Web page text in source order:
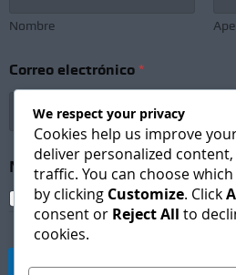
Nombre
l
e
ó
n
i
c
N
Correo electrónico *
Newsletter Subscription *
I agree to receive
Suscribirse
We respect your privacy
Cookies help us improve
deliver personalized content,
traffic. You can choose
by clicking Customize. Click
consent or Reject All to
cookies.